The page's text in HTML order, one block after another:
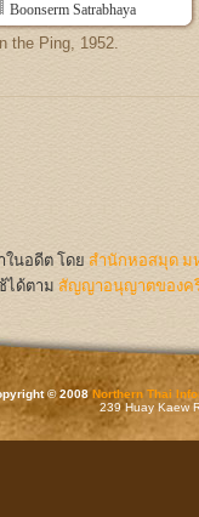
Boonserm Satrabhaya
the Ping, 1952.
ในอดีตโดย สำนักหอสมุด ม
ได้ตาม สัญญาอนุญาตของค
© 2008Northern Thai
239 Huay Kaew